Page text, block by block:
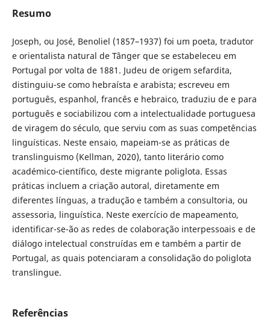
Resumo
Joseph, ou José, Benoliel (1857–1937) foi um poeta, tradutor
e orientalista natural de Tânger que se estabeleceu em
Portugal por volta de 1881. Judeu de origem sefardita,
distinguiu-se como hebraísta e arabista; escreveu em
português, espanhol, francês e hebraico, traduziu de e para
português e sociabilizou com a intelectualidade portuguesa
de viragem do século, que serviu com as suas competências
linguísticas. Neste ensaio, mapeiam-se as práticas de
translinguismo (Kellman, 2020), tanto literário como
académico-científico, deste migrante poliglota. Essas
práticas incluem a criação autoral, diretamente em
diferentes línguas, a tradução e também a consultoria, ou
assessoria, linguística. Neste exercício de mapeamento,
identificar-se-ão as redes de colaboração interpessoais e de
diálogo intelectual construídas em e também a partir de
Portugal, as quais potenciaram a consolidação do poliglota
translingue.
Referências